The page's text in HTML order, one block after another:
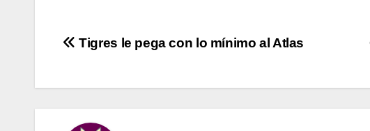
Navegación
Tigres le pega con lo mínimo al Atlas